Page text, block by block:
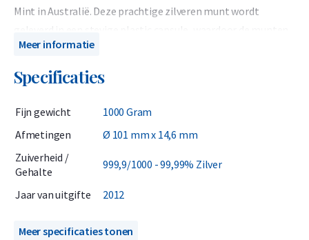
Mint in Australië. Deze prachtige zilveren munt wordt
geleverd in een stevige plastic capsule, waardoor de munten
in goede conditie blijft.
Algemene informatie
999/1000 en nominale waarde van 30 Australian
Dollar. Hiermee is de Kookaburra een wettig betaalmiddel en
valt deze onder margeregeling waardoor geen btw gerekend
wordt over de zilverwaarde. Bekend van haar rauwe vogelroep
die door heel Australië weerklinkt staat de Kookaburra sinds
Meer informatie
Specificaties
Fijn gewicht
1000 Gram
Afmetingen
Ø 101 mm x 14,6 mm
Zuiverheid /
Gehalte
999,9/1000 - 99,99% Zilver
Jaar van uitgifte 2012
Meer specificaties tonen